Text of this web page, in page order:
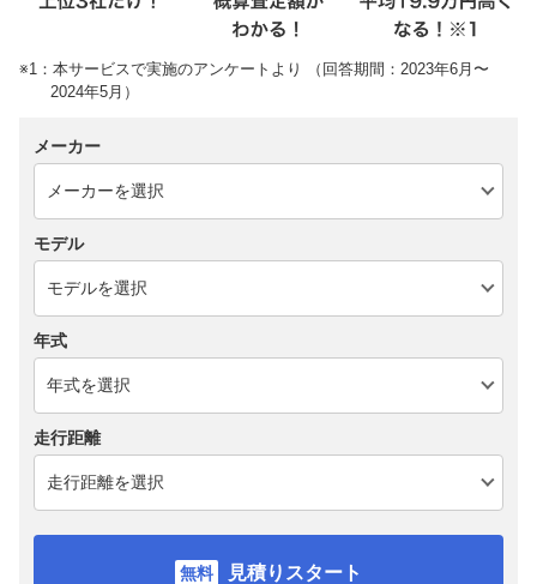
※1：本サービスで実施のアンケートより （回答期間：2023年6月〜
2024年5月）
メーカー
モデル
年式
走行距離
見積りスタート